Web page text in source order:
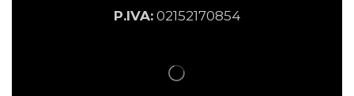
P.IVA:02152170854